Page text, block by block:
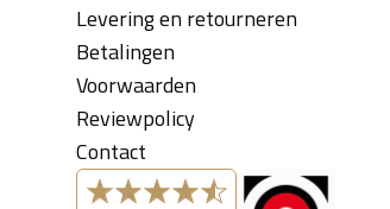
Levering en retourneren
Betalingen
Voorwaarden
Reviewpolicy
Contact